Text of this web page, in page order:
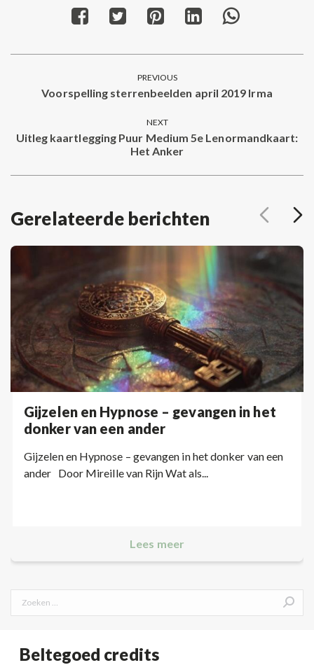
Share
Facebook
Share
Twitter
Share
Pinterest
Share
LinkedInWhatsApp
navigation
PREVIOUS
Previous
Voorspelling sterrenbeelden april 2019 Irma
NEXT
Next
Uitleg kaartlegging Puur Medium 5e Lenormandkaart:
Het Anker
Gerelateerde berichten
Gijzelen en Hypnose – gevangen in het
donker van een ander
Gijzelen en Hypnose – gevangen in het donker van een
ander Door Mireille van Rijn Wat als...
Lees meer
Search:
Beltegoed credits